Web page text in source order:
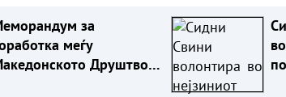
за
меѓу
Друштво